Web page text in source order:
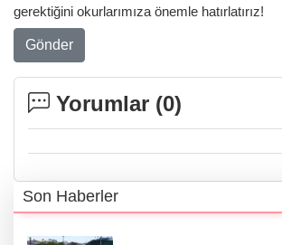
gerektiğini okurlarımıza önemle hatırlatırız!
Gönder
Yorumlar (0)
Son Haberler